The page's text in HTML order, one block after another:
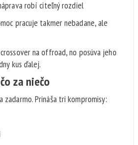
robí citeľný rozdiel
pracuje takmer nebadane, ale
na offroad, no posúva jeho
kus ďalej.
za niečo
zadarmo. Prináša tri kompromisy: